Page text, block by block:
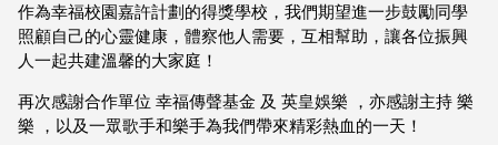
作為幸福校園嘉許計劃的得獎學校，我們期望進一步鼓勵同學
照顧自己的心靈健康，體察他人需要，互相幫助，讓各位振興
人一起共建溫馨的大家庭！
再次感謝合作單位 幸福傳聲基金 及 英皇娛樂 ，亦感謝主持 樂
樂 ，以及一眾歌手和樂手為我們帶來精彩熱血的一天！